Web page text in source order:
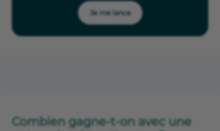
Je me lance
Combien gagne-t-on avec une